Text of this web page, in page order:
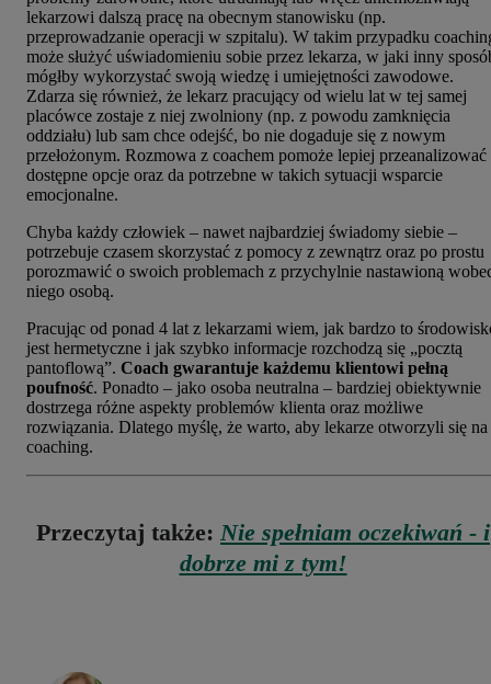
lekarzowi dalszą pracę na obecnym stanowisku (np.
przeprowadzanie operacji w szpitalu). W takim przypadku
może służyć uświadomieniu sobie przez lekarza, w jaki inny
mógłby wykorzystać swoją wiedzę i umiejętności zawodowe.
Zdarza się również, że lekarz pracujący od wielu lat w tej samej
placówce zostaje z niej zwolniony (np. z powodu zamknięcia
oddziału) lub sam chce odejść, bo nie dogaduje się z nowym
przełożonym. Rozmowa z coachem pomoże lepiej przeanalizować
dostępne opcje oraz da potrzebne w takich sytuacji wsparcie
emocjonalne.
Chyba każdy człowiek – nawet najbardziej świadomy siebie –
potrzebuje czasem skorzystać z pomocy z zewnątrz oraz po prostu
porozmawić o swoich problemach z przychylnie nastawioną
niego osobą.
Pracując od ponad 4 lat z lekarzami wiem, jak bardzo to
jest hermetyczne i jak szybko informacje rozchodzą się „pocztą
pantoflową”. Coach gwarantuje każdemu klientowi pełną
poufność. Ponadto – jako osoba neutralna – bardziej obiektywnie
dostrzega różne aspekty problemów klienta oraz możliwe
rozwiązania. Dlatego myślę, że warto, aby lekarze otworzyli się na
coaching.
Przeczytaj także: Nie spełniam oczekiwań - i
dobrze mi z tym!